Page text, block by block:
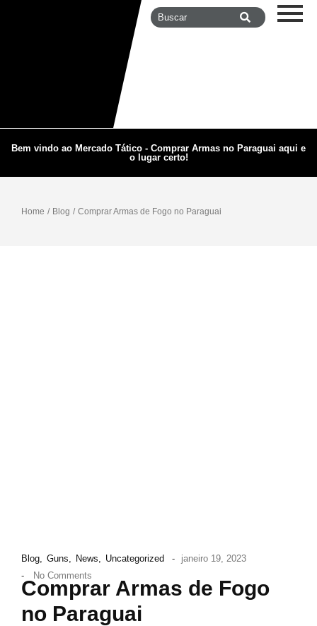
Bem vindo ao Mercado Tático - Comprar Armas no Paraguai aqui e
o lugar certo!
Home / Blog / Comprar Armas de Fogo no Paraguai
Blog, Guns, News, Uncategorized -
janeiro 19, 2023
-
No Comments
Comprar Armas de Fogo
no Paraguai